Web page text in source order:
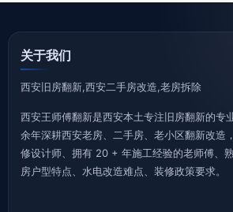
关于我们
西安旧房翻新,西安二手房改造,老房拆除
西安王师傅翻新是西安本土专注旧房翻新的专
余年深耕西安老房、二手房、老小区翻新改造
修设计师、拥有 20 + 年施工经验的老师傅、
房户型特点、水电改造难点、装修政策要求。